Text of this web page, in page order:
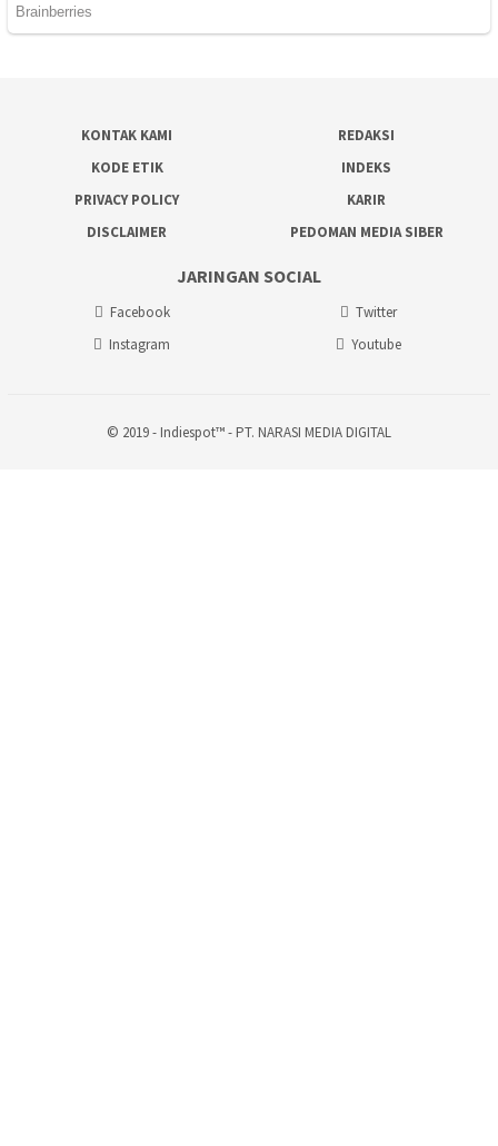
KONTAK KAMI
REDAKSI
KODE ETIK
INDEKS
PRIVACY POLICY
KARIR
DISCLAIMER
PEDOMAN MEDIA SIBER
JARINGAN SOCIAL
Facebook
Twitter
Instagram
Youtube
© 2019 - Indiespot™ - PT. NARASI MEDIA DIGITAL